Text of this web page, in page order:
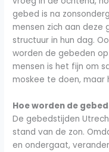
gebed is na
mensen zich aan deze
structuur in hun dag.
worden de gebeden
mensen is het fijn om
moskee te doen, maar
Hoe worden de
De gebedstijden
stand van de zon.
en ondergaat,